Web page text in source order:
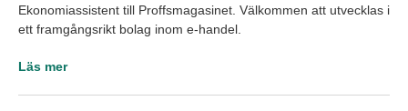
Ekonomiassistent till Proffsmagasinet. Välkommen att utvecklas i
ett framgångsrikt bolag inom e-handel.
Läs mer